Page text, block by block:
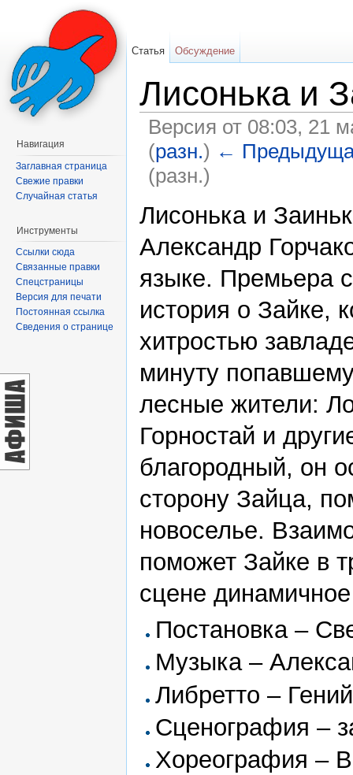
Лисонька и
Версия от 08:03, 21
(разн.) ←
(разн.)
Лисонька и
Александр
языке. Премьера
история о Зайке,
хитростью
минуту
лесные жители:
Горностай и
благородный, он
сторону Зайца,
новоселье.
поможет Зайке в
сцене
Постановка –
Музыка –
Либретто –
Сценография –
Хореография –
Статья Обсуждение
Навигация
Заглавная страница
Свежие правки
Случайная статья
Инструменты
Ссылки сюда
Связанные правки
Спецстраницы
Версия для печати
Постоянная ссылка
Сведения о странице